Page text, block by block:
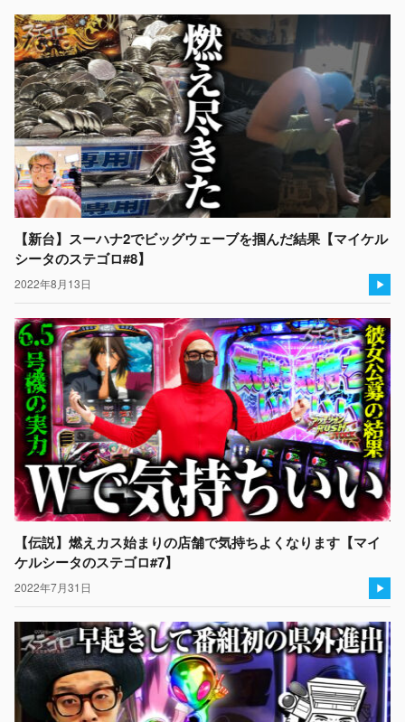
【新台】スーハナ2でビッグウェーブを掴んだ結果【マイケル
シータのステゴロ#8】
2022年8月13日
【伝説】燃えカス始まりの店舗で気持ちよくなります【マイ
ケルシータのステゴロ#7】
2022年7月31日